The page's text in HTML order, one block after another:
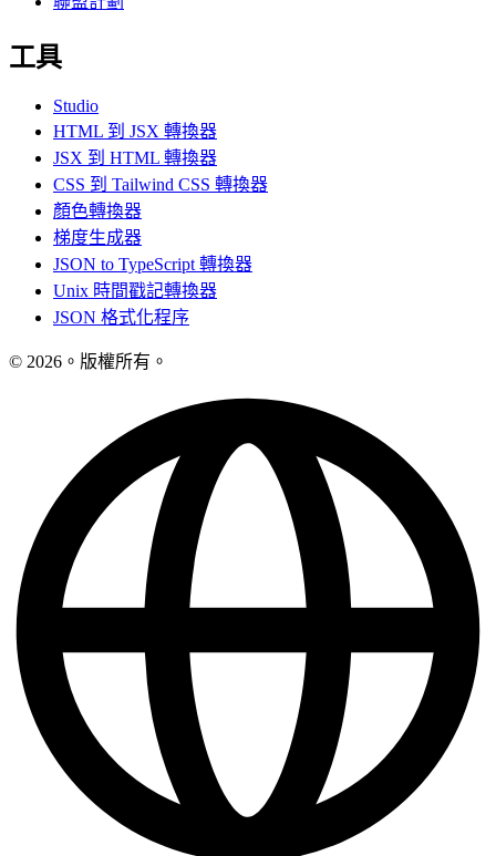
工具
Studio
HTML 到 JSX 轉換器
JSX 到 HTML 轉換器
CSS 到 Tailwind CSS 轉換器
顏色轉換器
梯度生成器
JSON to TypeScript 轉換器
Unix 時間戳記轉換器
JSON 格式化程序
© 2026。版權所有。